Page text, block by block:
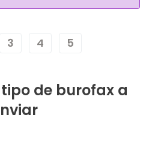
3 4 5
de burofax a